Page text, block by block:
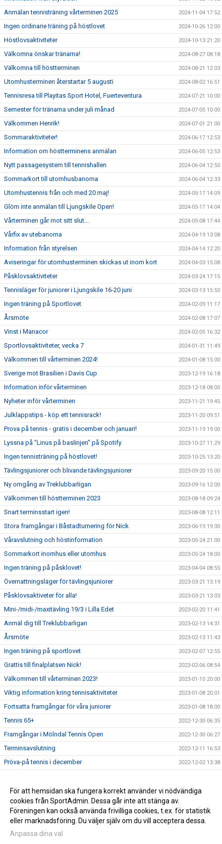
Anmälan tennisträning vårterminen 2025 2024-11-04 17:52
Ingen ordinarie träning på höstlovet 2024-10-26 12:00
Höstlovsaktiviteter 2024-10-13 21:20
Välkomna önskar tränarna! 2024-08-27 08:18
Välkomna till höstterminen 2024-08-21 12:03
Utomhusterminen återstartar 5 augusti 2024-08-02 16:51
Tennisresa till Playitas Sport Hotel, Fuerteventura 2024-07-21 10:00
Semester för tränarna under juli månad 2024-07-05 10:00
Välkommen Henrik! 2024-07-01 21:00
Sommaraktiviteter! 2024-06-17 12:53
Information om höstterminens anmälan 2024-06-05 12:53
Nytt passagesystem till tennishallen 2024-06-04 12:50
Sommarkort till utomhusbanorna 2024-06-04 12:33
Utomhustennis från och med 20 maj! 2024-05-17 14:09
Glöm inte anmälan till Ljungskile Open! 2024-05-17 14:04
Vårterminen går mot sitt slut... 2024-05-08 17:44
Vårfix av utebanorna 2024-04-19 13:08
Information från styrelsen 2024-04-14 12:20
Aviseringar för utomhusterminen skickas ut inom kort 2024-04-03 15:08
Påsklovsaktiviteter 2024-03-24 17:15
Tennisläger för juniorer i Ljungskile 16-20 juni 2024-03-13 15:50
Ingen träning på Sportlovet 2024-02-09 11:17
Årsmöte 2024-02-08 17:07
Vinst i Manacor 2024-02-05 16:32
Sportlovsaktiviteter, vecka 7 2024-01-31 11:49
Välkommen till vårterminen 2024! 2024-01-08 15:00
Sverige mot Brasilien i Davis Cup 2023-12-19 16:18
Information inför vårterminen 2023-12-18 08:00
Nyheter inför vårterminen 2023-11-21 19:45
Julklappstips - köp ett tennisrack! 2023-11-20 09:51
Prova på tennis - gratis i december och januari! 2023-11-19 19:00
Lyssna på "Linus på baslinjen" på Spotify 2023-10-27 11:29
Ingen tennisträning på höstlovet! 2023-10-25 13:20
Tävlingsjuniorer och blivande tävlingsjuniorer 2023-09-20 15:00
Ny omgång av Treklubbarligan 2023-09-16 12:00
Välkommen till höstterminen 2023 2023-08-18 09:24
Snart terminsstart igen! 2023-08-08 12:11
Stora framgångar i Båstadturnering för Nick 2023-06-19 19:30
Våravslutning och höstinformation 2023-05-24 21:00
Sommarkort inomhus eller utomhus 2023-05-24 18:00
Ingen träning på påsklovet! 2023-04-04 08:55
Övernattningsläger för tävlingsjuniorer 2023-03-21 13:19
Påsklovsaktiveter för alla! 2023-03-21 13:03
Mini-/midi-/maxitävling 19/3 i Lilla Edet 2023-02-20 11:41
Anmäl dig till Treklubbarligan 2023-02-13 14:31
Årsmöte 2023-02-13 11:43
Ingen träning på sportlovet 2023-02-07 12:55
Grattis till finalplatsen Nick! 2023-02-06 08:54
Välkommen till vårterminen 2023! 2023-01-10 20:00
Viktig information kring tennisaktiviteter 2023-01-08 20:01
Fortsatta framgångar för våra juniorer 2023-01-08 18:00
Tennis 65+ 2022-12-30 06:35
Framgångar i Mölndal Tennis Open 2022-12-30 06:27
Terminsavslutning 2022-12-11 16:53
Pröva-på tennis i december 2022-12-02 13:38
Enklare betalningssystem införs 2022-11-16 13:35
Välkommen till vår nya hemsida! 2022-11-10 10:26
För att hemsidan ska fungera korrekt använder vi nödvändiga
cookies från SportAdmin. Dessa går inte att stänga av.
Föreningen kan också använda frivilliga cookies, t.ex. för statistik
eller marknadsföring. Du väljer själv om du vill acceptera dessa.
Anpassa dina val